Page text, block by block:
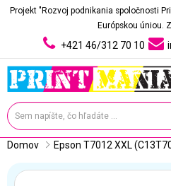
Projekt "Rozvoj podnikania spoločnosti
Európskou úniou.
+421 46/312 70 10
Domov Epson T7012 XXL